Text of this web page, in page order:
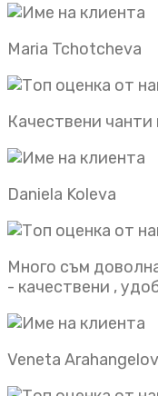
Maria Tchotcheva
Качествени
Daniela Koleva
Много съм
- качествени ,
Veneta